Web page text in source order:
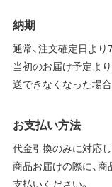
納期
通常、注文確定日より
当初のお届け予定よ
送できなくなった場
お支払い方法
代金引換のみに対応
商品お届けの際に、
支払いください。